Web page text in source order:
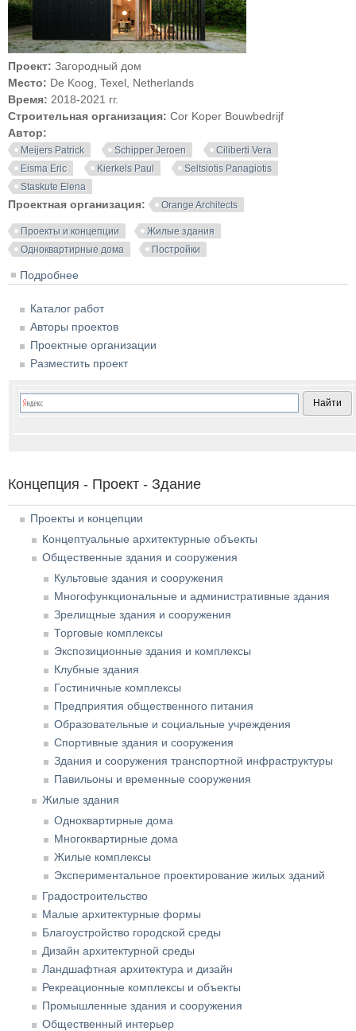
Проект: Загородный дом
Место: De Koog, Texel, Netherlands
Время: 2018-2021 гг.
Строительная организация: Cor Koper Bouwbedrijf
Автор:
Meijers Patrick Schipper Jeroen
Ciliberti Vera
Eisma Eric
Kierkels Paul
Seltsiotis Panagiotis
Staskute Elena
Проектная организация: Orange Architects
Проекты и концепции
Жилые здания
Одноквартирные дома
Постройки
Подробнее
Каталог работ
Авторы проектов
Проектные организации
Разместить проект
Концепция - Проект - Здание
Проекты и концепции
Концептуальные архитектурные объекты
Общественные здания и сооружения
Культовые здания и сооружения
Многофункциональные и административные здания
Зрелищные здания и сооружения
Торговые комплексы
Экспозиционные здания и комплексы
Клубные здания
Гостиничные комплексы
Предприятия общественного питания
Образовательные и социальные учреждения
Спортивные здания и сооружения
Здания и сооружения транспортной инфраструктуры
Павильоны и временные сооружения
Жилые здания
Одноквартирные дома
Многоквартирные дома
Жилые комплексы
Экспериментальное проектирование жилых зданий
Градостроительство
Малые архитектурные формы
Благоустройство городской среды
Дизайн архитектурной среды
Ландшафтная архитектура и дизайн
Рекреационные комплексы и объекты
Промышленные здания и сооружения
Общественный интерьер